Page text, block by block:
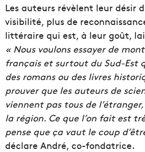
Les auteurs révèlent leur désir
visibilité, plus de
littéraire qui est, à leur goût,
« Nous voulons essayer de
français et surtout du Sud-Est
des romans ou des livres
prouver que les auteurs de
viennent pas tous de
la région. Ce que l’on fait est
pense que ça vaut le coup
déclare André, co-fondatrice.